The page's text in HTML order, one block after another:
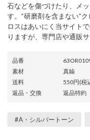
石などを傷づけたり、メ
す。“研磨剤を含まない”
ロスはあいにく当サイト
りますが、専門店や通販
品番
素材
真鍮
送料
550円(税
返品・交換
返品特約
#A・シルバートーン